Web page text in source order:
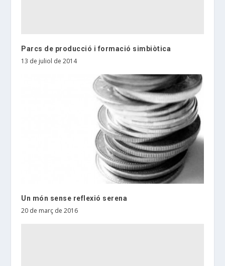
Parcs de producció i formació simbiòtica
13 de juliol de 2014
Un món sense reflexió serena
20 de març de 2016